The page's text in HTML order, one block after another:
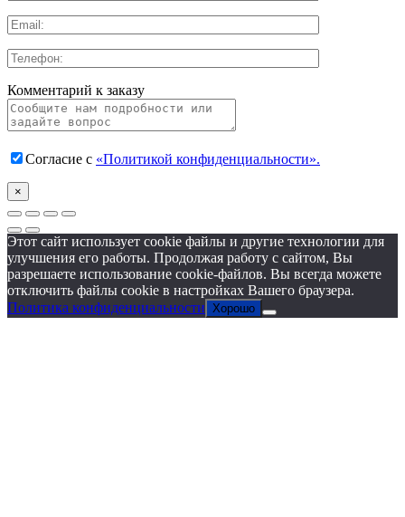
Комментарий к заказу
Согласие с «Политикой конфиденциальности».
×
Этот сайт использует cookie файлы и другие технологии для
улучшения его работы. Продолжая работу с сайтом, Вы
разрешаете использование cookie-файлов. Вы всегда можете
отключить файлы cookie в настройках Вашего браузера.
Политика конфиденциальности Хорошо